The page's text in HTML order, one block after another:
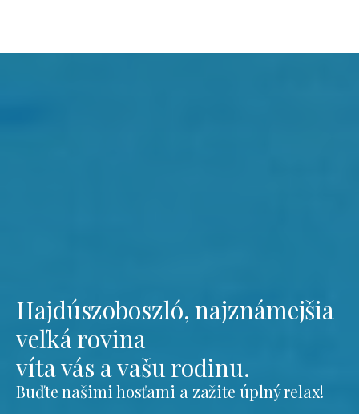
Hajdúszoboszló, najznámejšia
veľká rovina
víta vás a vašu rodinu.
Buďte našimi hosťami a zažite úplný relax!